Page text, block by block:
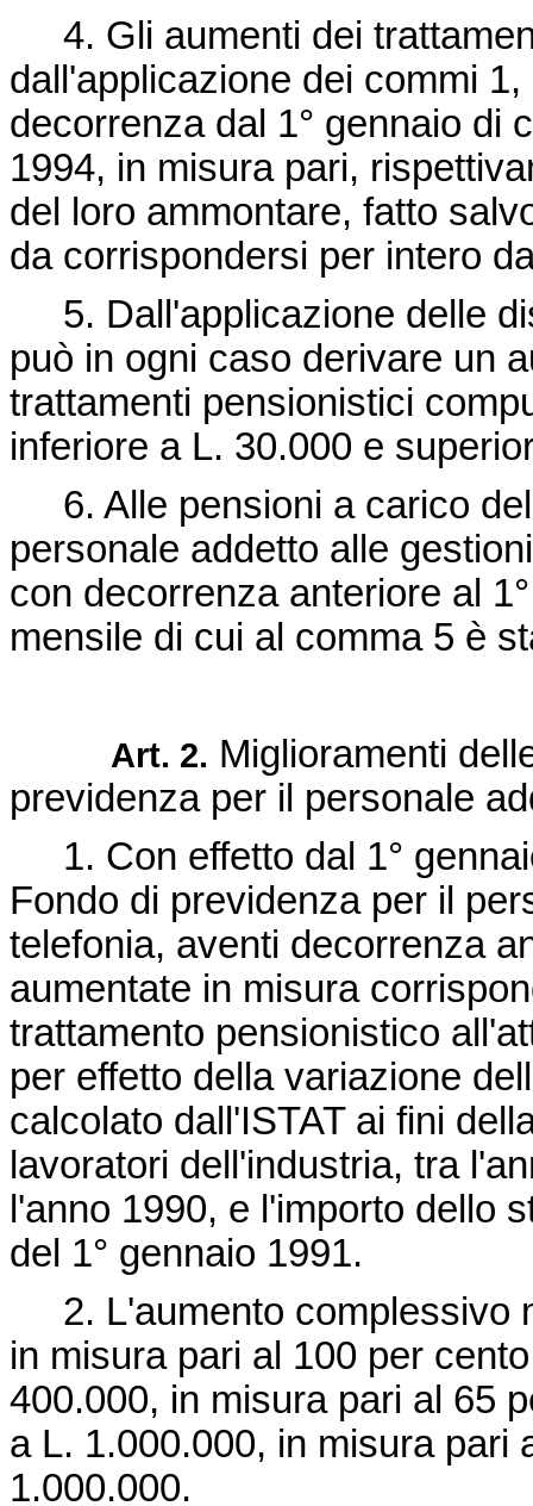
4. Gli aumenti dei
dall'applicazione dei commi
decorrenza dal 1° gennaio di
1994, in misura pari,
del loro ammontare, fatto
da corrispondersi per intero
5. Dall'applicazione delle
può in ogni caso derivare un
trattamenti pensionistici
inferiore a L. 30.000 e
6. Alle pensioni a carico
personale addetto alle
con decorrenza anteriore al
mensile di cui al comma 5 è
Art. 2. Miglioramenti
previdenza per il personale
1. Con effetto dal 1°
Fondo di previdenza per il
telefonia, aventi decorrenza
aumentate in misura
trattamento pensionistico
per effetto della variazione
calcolato dall'ISTAT ai fini
lavoratori dell'industria, tra
l'anno 1990, e l'importo dello
del 1° gennaio 1991.
2. L'aumento complessivo
in misura pari al 100 per
400.000, in misura pari al 65
a L. 1.000.000, in misura pari
1.000.000.